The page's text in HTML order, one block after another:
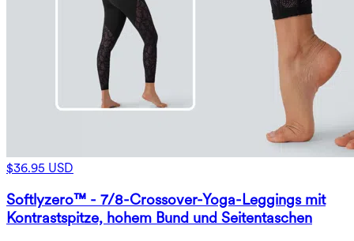
$36.95 USD
Softlyzero™ - 7/8-Crossover-Yoga-Leggings mit
Kontrastspitze, hohem Bund und Seitentaschen